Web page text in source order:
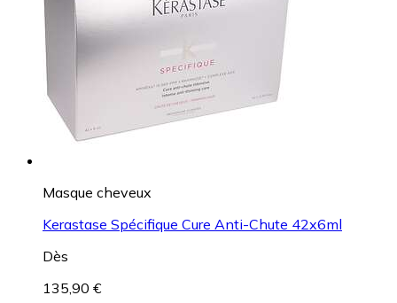
Masque cheveux
Kerastase Spécifique Cure Anti-Chute 42x6ml
Dès
135,90 €